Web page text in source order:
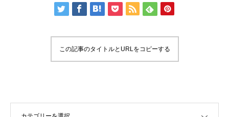
この記事のタイトルとURLをコピーする